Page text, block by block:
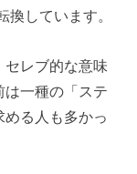
換しています。
セレブ的な意味
は一種の「ステ
る人も多かっ